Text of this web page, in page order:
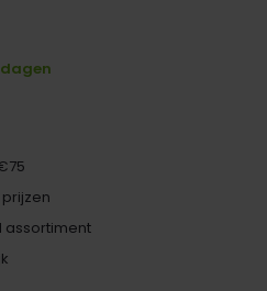
assortiment